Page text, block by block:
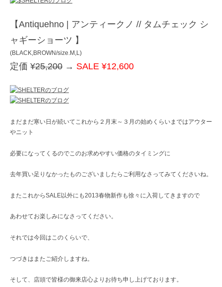
【Antiquehno | アンティークノ // タムチェック シ
ャギーショーツ 】
(BLACK,BROWN/size.M,L)
定価 ¥25,200 → SALE ¥12,600
まだまだ寒い日が続いてこれから２月末～３月の始めくらいまではアウター
やニット
必要になってくるのでこのお求めやすい価格のタイミングに
去年買い足りなかったものございましたらご利用なさってみてくださいね。
またこれからSALE以外にも2013春物新作も徐々に入荷してきますので
あわせてお楽しみになさってください。
それでは今回はこのくらいで、
つづきはまたご紹介しますね。
そして、店頭で皆様の御来店心よりお待ち申し上げております。